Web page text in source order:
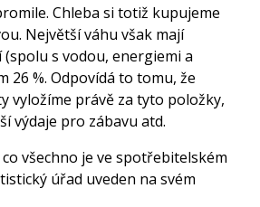
Chleba si totiž kupujeme
Největší váhu však mají
s vodou, energiemi a
26 %. Odpovídá to tomu, že
vyložíme právě za tyto položky,
výdaje pro zábavu atd.
všechno je ve spotřebitelském
úřad uveden na svém